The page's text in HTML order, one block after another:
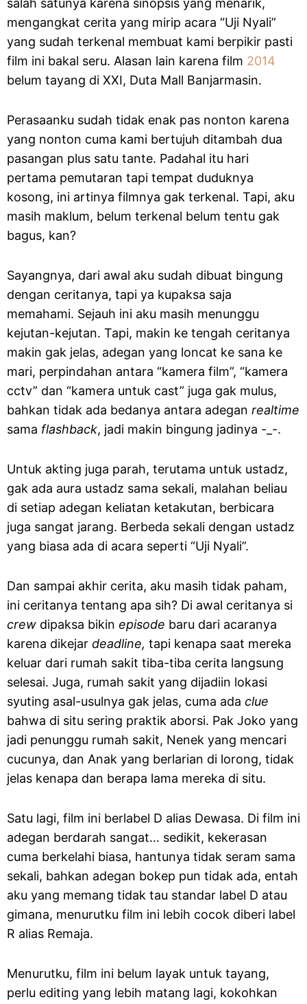
salah satunya karena sinopsis yang menarik,
mengangkat cerita yang mirip acara “Uji Nyali”
yang sudah terkenal membuat kami berpikir pasti
film ini bakal seru. Alasan lain karena film 2014
belum tayang di XXI, Duta Mall Banjarmasin.
Perasaanku sudah tidak enak pas nonton karena
yang nonton cuma kami bertujuh ditambah dua
pasangan plus satu tante. Padahal itu hari
pertama pemutaran tapi tempat duduknya
kosong, ini artinya filmnya gak terkenal. Tapi, aku
masih maklum, belum terkenal belum tentu gak
bagus, kan?
Sayangnya, dari awal aku sudah dibuat bingung
dengan ceritanya, tapi ya kupaksa saja
memahami. Sejauh ini aku masih menunggu
kejutan-kejutan. Tapi, makin ke tengah ceritanya
makin gak jelas, adegan yang loncat ke sana ke
mari, perpindahan antara “kamera film”, “kamera
cctv” dan “kamera untuk cast” juga gak mulus,
bahkan tidak ada bedanya antara adegan realtime
sama flashback, jadi makin bingung jadinya -_-.
Untuk akting juga parah, terutama untuk ustadz,
gak ada aura ustadz sama sekali, malahan beliau
di setiap adegan keliatan ketakutan, berbicara
juga sangat jarang. Berbeda sekali dengan ustadz
yang biasa ada di acara seperti “Uji Nyali”.
Dan sampai akhir cerita, aku masih tidak paham,
ini ceritanya tentang apa sih? Di awal ceritanya si
crew dipaksa bikin episode baru dari acaranya
karena dikejar deadline, tapi kenapa saat mereka
keluar dari rumah sakit tiba-tiba cerita langsung
selesai. Juga, rumah sakit yang dijadiin lokasi
syuting asal-usulnya gak jelas, cuma ada clue
bahwa di situ sering praktik aborsi. Pak Joko yang
jadi penunggu rumah sakit, Nenek yang mencari
cucunya, dan Anak yang berlarian di lorong, tidak
jelas kenapa dan berapa lama mereka di situ.
Satu lagi, film ini berlabel D alias Dewasa. Di film ini
adegan berdarah sangat… sedikit, kekerasan
cuma berkelahi biasa, hantunya tidak seram sama
sekali, bahkan adegan bokep pun tidak ada, entah
aku yang memang tidak tau standar label D atau
gimana, menurutku film ini lebih cocok diberi label
R alias Remaja.
Menurutku, film ini belum layak untuk tayang,
perlu editing yang lebih matang lagi, kokohkan